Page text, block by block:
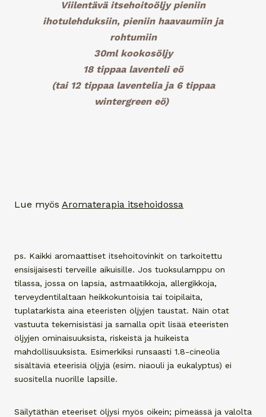
Viilentävä itsehoitoöljy pieniin
ihotulehduksiin, pieniin haavaumiin ja
rohtumiin
30ml kookosöljy
18 tippaa laventeli eö
(tai 12 tippaa laventelia ja 6 tippaa
wintergreen eö)
Lue myös Aromaterapia itsehoidossa
ps. Kaikki aromaattiset itsehoitovinkit on tarkoitettu
ensisijaisesti terveille aikuisille. Jos tuoksulamppu on
tilassa, jossa on lapsia, astmaatikkoja, allergikkoja,
terveydentilaltaan heikkokuntoisia tai toipilaita,
tuplatarkista aina eteeristen öljyjen taustat. Näin otat
vastuuta tekemisistäsi ja samalla opit lisää eteeristen
öljyjen ominaisuuksista, riskeistä ja huikeista
mahdollisuuksista. Esimerkiksi runsaasti 1.8-cineolia
sisältäviä eteerisiä öljyjä (esim. niaouli ja eukalyptus) ei
suositella nuorille lapsille.
Säilytäthän eteeriset öljysi myös oikein; pimeässä ja valolta